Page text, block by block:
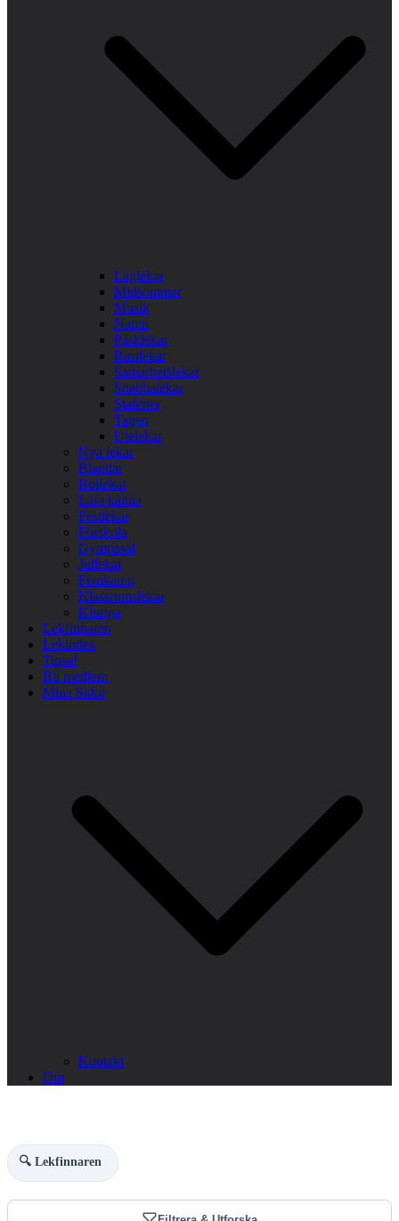
Laglekar
Midsommar
Musik
Namn
Påsklekar
Rastlekar
Samarbetslekar
Snabbalekar
Stafetter
Tagen
Utelekar
Nya lekar
Blandat
Bollekar
Lära känna
Festlekar
Förskola
Gympasal
Jullekar
Femkamp
Klassrumslekar
Kluriga
Lekfinnaren
Lekindex
Tipsa!
Bli medlem
Mina Sidor
Kontakt
Om
🔍 Lekfinnaren